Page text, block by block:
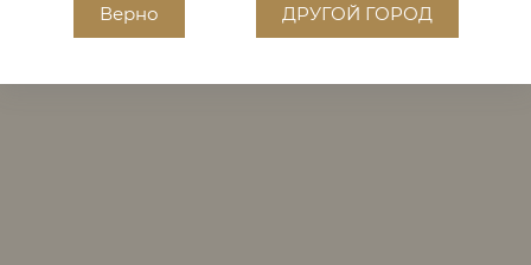
Верно ДРУГОЙ ГОРОД